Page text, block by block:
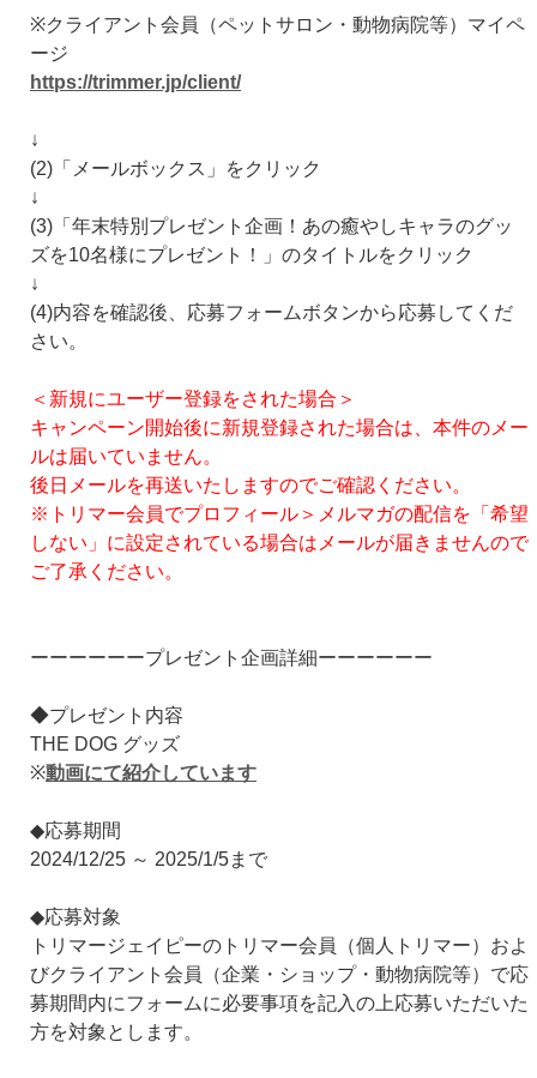
※クライアント会員（ペットサロン・動物病院等）マイペ
ージ
https://trimmer.jp/client/
↓
(2)「メールボックス」をクリック
↓
(3)「年末特別プレゼント企画！あの癒やしキャラのグッ
ズを10名様にプレゼント！」のタイトルをクリック
↓
(4)内容を確認後、応募フォームボタンから応募してくだ
さい。
＜新規にユーザー登録をされた場合＞
キャンペーン開始後に新規登録された場合は、本件のメー
ルは届いていません。
後日メールを再送いたしますのでご確認ください。
※トリマー会員でプロフィール＞メルマガの配信を「希望
しない」に設定されている場合はメールが届きませんので
ご了承ください。
ーーーーーープレゼント企画詳細ーーーーーー
◆プレゼント内容
THE DOG グッズ
※動画にて紹介しています
◆応募期間
2024/12/25 ～ 2025/1/5まで
◆応募対象
トリマージェイピーのトリマー会員（個人トリマー）およ
びクライアント会員（企業・ショップ・動物病院等）で応
募期間内にフォームに必要事項を記入の上応募いただいた
方を対象とします。